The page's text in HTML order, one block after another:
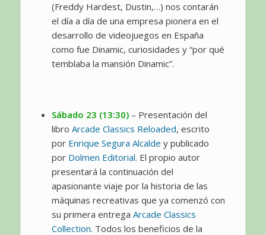
(Freddy Hardest, Dustin,…) nos contarán
el día a día de una empresa pionera en el
desarrollo de videojuegos en España
como fue Dinamic, curiosidades y “por qué
temblaba la mansión Dinamic”.
Sábado 23 (13:30)– Presentación del
libro Arcade Classics Reloaded, escrito
por Enrique Segura Alcalde y publicado
por Dolmen Editorial. El propio autor
presentará la continuación del
apasionante viaje por la historia de las
máquinas recreativas que ya comenzó con
su primera entrega Arcade Classics
Collection. Todos los beneficios de la